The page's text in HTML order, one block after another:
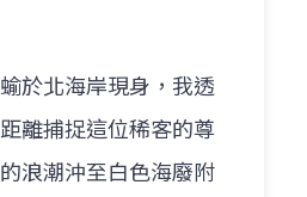
於北海岸現身，我透
離捕捉這位稀客的尊
浪潮沖至白色海廢附